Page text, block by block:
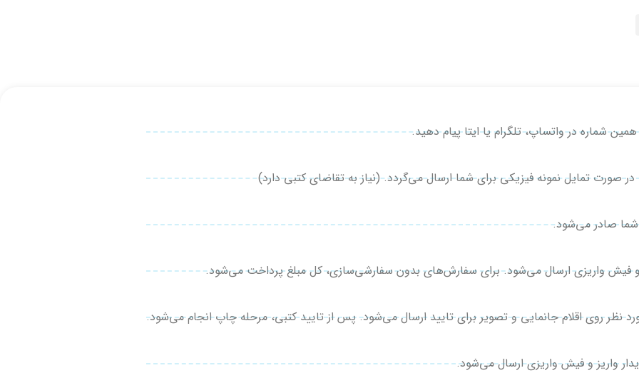
تمایل نمونه فیزیکی برای شما ارسال می‌گردد. (نیاز به تقاضای کتبی دارد)
صادر می‌شود.
واریز و فیش واریزی ارسال می‌شود.